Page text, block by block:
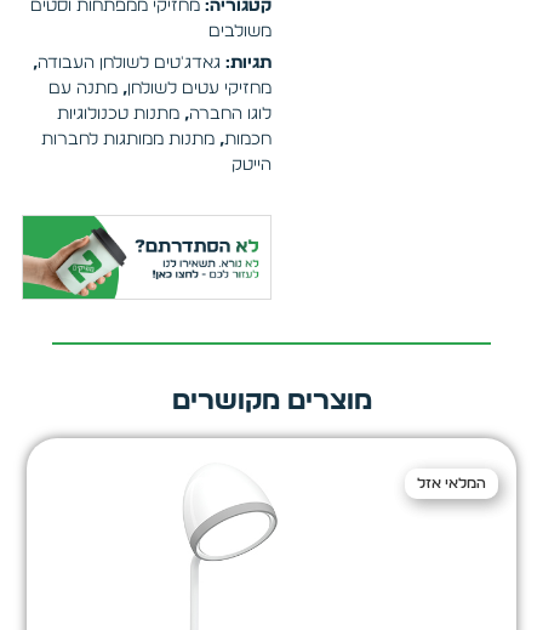
קטגוריה: מחזיקי ממפתחות וסטים
משולבים
תגיות: גאדג'טים לשולחן העבודה,
מחזיקי עטים לשולחן, מתנה עם
לוגו החברה, מתנות טכנולוגיות
חכמות, מתנות ממותגות לחברות
הייטק
מוצרים מקושרים
המלאי אזל
המלאי אזל